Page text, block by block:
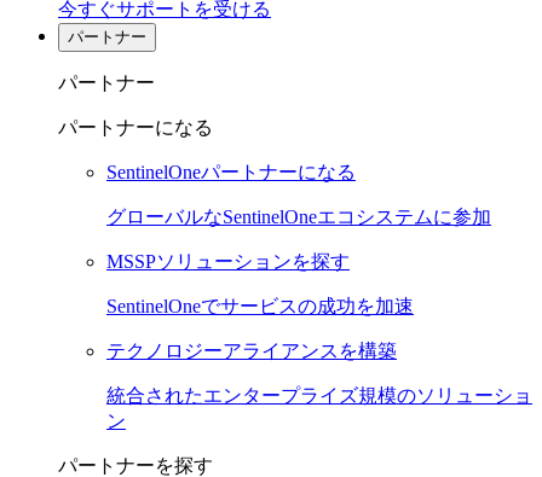
今すぐサポートを受ける
パートナー
パートナー
パートナーになる
SentinelOneパートナーになる
グローバルなSentinelOneエコシステムに参加
MSSPソリューションを探す
SentinelOneでサービスの成功を加速
テクノロジーアライアンスを構築
統合されたエンタープライズ規模のソリューショ
ン
パートナーを探す